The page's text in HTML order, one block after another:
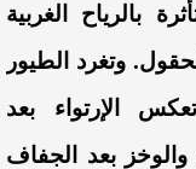
بالرياح
الغربية
. وتغرد
الطيور
الإرتواء
بعد
والوخز بعد
الجفاف